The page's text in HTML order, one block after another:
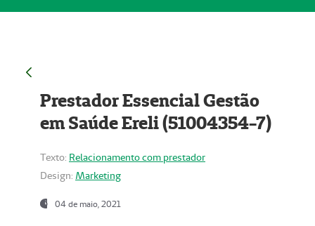
Prestador Essencial Gestão
em Saúde Ereli (51004354-7)
Texto: Relacionamento com prestador
Design: Marketing
04 de maio, 2021